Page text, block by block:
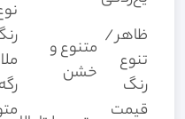
ظاهر /
تنوع
رنگ
متنوع و
خشن
قیمت